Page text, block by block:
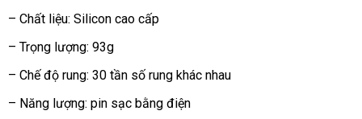
– Chất liệu: Silicon cao cấp
– Trọng lượng: 93g
– Chế độ rung: 30 tần số rung khác nhau
– Năng lượng: pin sạc bằng điện